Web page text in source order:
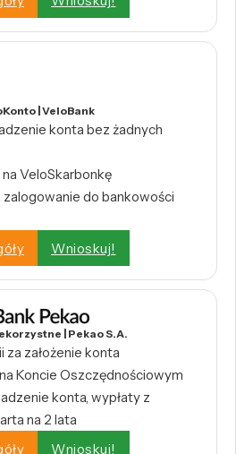
| VeloBank
konta bez żadnych
VeloSkarbonkę
zalogowanie do bankowości
Wnioskuj!
| Pekao S.A.
za założenie konta
Koncie Oszczędnościowym
konta, wypłaty z
na 2 lata
Wnioskuj!